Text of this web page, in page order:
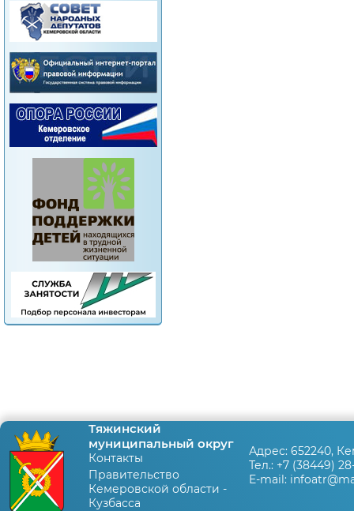
Тяжинский
муниципальный округ
Контакты
Правительство
Кемеровской области -
Кузбасса
Адрес: 652240,
Тел.: +7 (38449)
E-mail: